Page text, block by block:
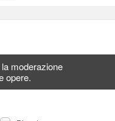
moderazione
opere.